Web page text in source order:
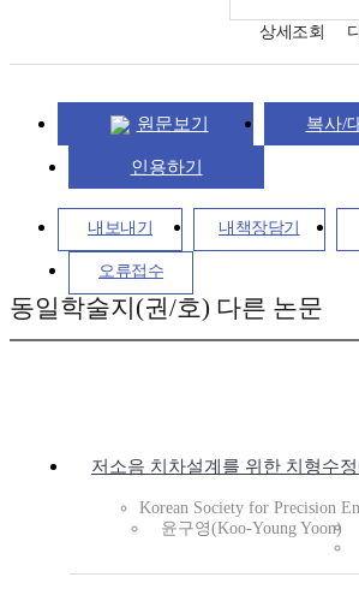
상세조회
원문보기 복사/
인용하기
내보내기 내책장담기
오류접수
동일학술지(권/호) 다른 논문
저소음 치차설계를 위한 치형수
Korean Society for Precision
윤구영(Koo-Young Yoon)